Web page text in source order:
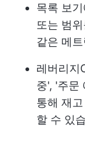
목록 보
또는 범
같은 메
레버리지
중', '주문
통해 재
할 수 있